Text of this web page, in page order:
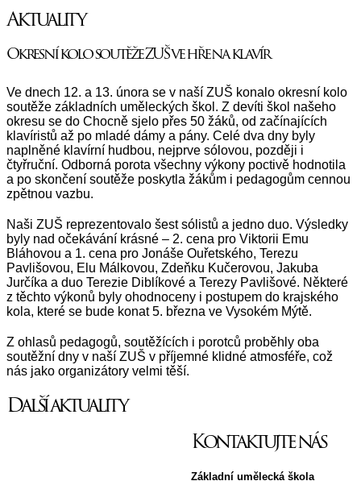
Aktuality
Okresní kolo soutěže ZUŠ ve hře na klavír
Ve dnech 12. a 13. února se v naší ZUŠ konalo okresní kolo
soutěže základních uměleckých škol. Z devíti škol našeho
okresu se do Chocně sjelo přes 50 žáků, od začínajících
klavíristů až po mladé dámy a pány. Celé dva dny byly
naplněné klavírní hudbou, nejprve sólovou, později i
čtyřruční. Odborná porota všechny výkony poctivě hodnotila
a po skončení soutěže poskytla žákům i pedagogům cennou
zpětnou vazbu.
Naši ZUŠ reprezentovalo šest sólistů a jedno duo. Výsledky
byly nad očekávání krásné – 2. cena pro Viktorii Emu
Bláhovou a 1. cena pro Jonáše Ouřetského, Terezu
Pavlišovou, Elu Málkovou, Zdeňku Kučerovou, Jakuba
Jurčíka a duo Terezie Diblíkové a Terezy Pavlišové. Některé
z těchto výkonů byly ohodnoceny i postupem do krajského
kola, které se bude konat 5. března ve Vysokém Mýtě.
Z ohlasů pedagogů, soutěžících i porotců proběhly oba
soutěžní dny v naší ZUŠ v příjemné klidné atmosféře, což
nás jako organizátory velmi těší.
Další aktuality
Kontaktujte nás
Základní umělecká škola